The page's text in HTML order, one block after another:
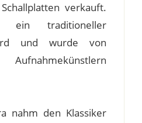
verkauft.
traditioneller
und wurde von
nahm den Klassiker